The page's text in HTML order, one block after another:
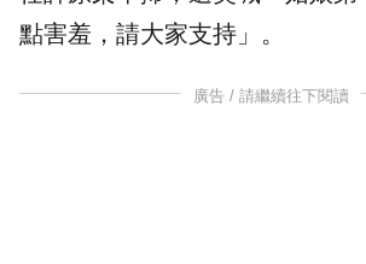
點害羞，請大家支持」。
廣告 / 請繼續往下閱讀